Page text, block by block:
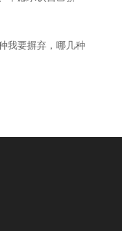
我要摒弃，哪几种